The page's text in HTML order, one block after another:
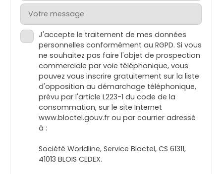
Votre message
J'accepte le traitement de mes données
personnelles conformément au RGPD. Si vous
ne souhaitez pas faire l'objet de prospection
commerciale par voie téléphonique, vous
pouvez vous inscrire gratuitement sur la liste
d'opposition au démarchage téléphonique,
prévu par l'article L223-1 du code de la
consommation, sur le site Internet
www.bloctel.gouv.fr ou par courrier adressé
à :
Société Worldline, Service Bloctel, CS 61311,
41013 BLOIS CEDEX.